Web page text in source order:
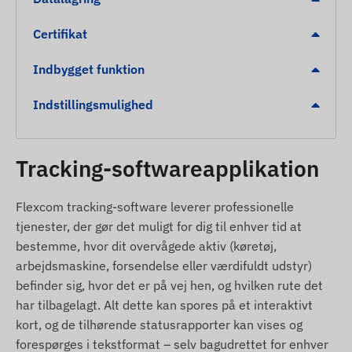
Indbygget accelerometer, gyroskop og internt
backup-batteri (ca. 30 minutters drift).
statusindikatorer.
Kontinuerlig drift, når den er tilsluttet køretøjets
Alarmer
Detektering af bevægelse fra stillestående
position.
Registrering af bugsering ved uautoriseret
flytning.
Certifikat
Indbygget funktion
Indstillingsmulighed
Tracking-softwareapplikation
Flexcom tracking-software leverer professionelle
tjenester, der gør det muligt for dig til enhver tid at
bestemme, hvor dit overvågede aktiv (køretøj,
arbejdsmaskine, forsendelse eller værdifuldt udstyr)
befinder sig, hvor det er på vej hen, og hvilken rute det
har tilbagelagt. Alt dette kan spores på et interaktivt
kort, og de tilhørende statusrapporter kan vises og
forespørges i tekstformat – selv bagudrettet for enhver